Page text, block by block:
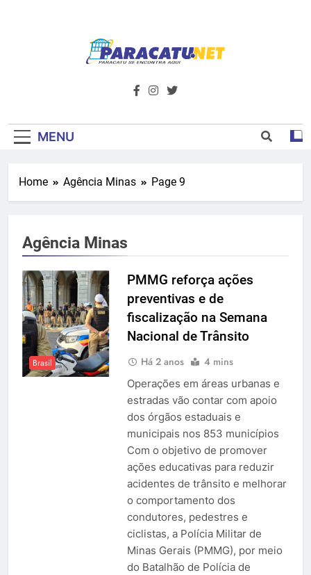
Paracatu.net –
Notícias E
Primeiro Do
além de tudo sobre esportes e
MENU
Home Agência Minas Page 9
Agência Minas
Brasil
PMMG reforça ações
preventivas e de
fiscalização na Semana
Nacional de Trânsito
Há 2 anos 4 mins
Operações em áreas urbanas e
estradas vão contar com apoio
dos órgãos estaduais e
municipais nos 853 municípios
Com o objetivo de promover
ações educativas para reduzir
acidentes de trânsito e melhorar
o comportamento dos
condutores, pedestres e
ciclistas, a Polícia Militar de
Minas Gerais (PMMG), por meio
do Batalhão de Polícia de